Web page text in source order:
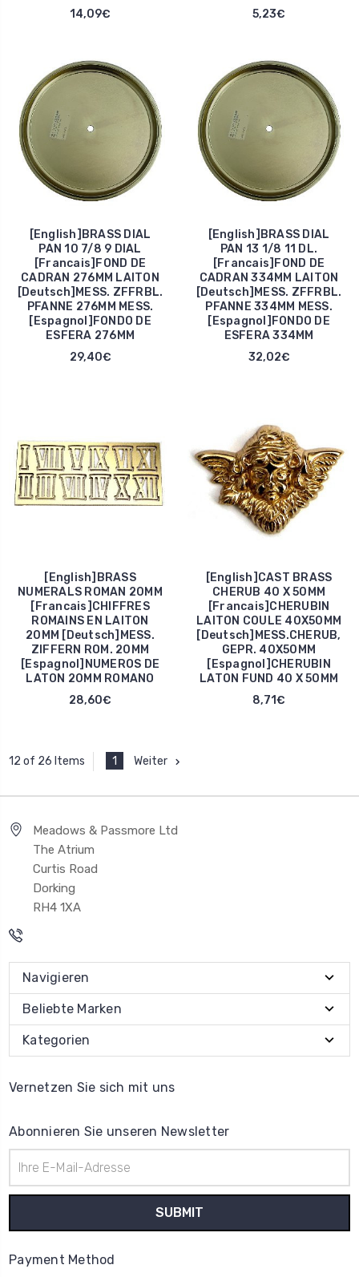
14,09€
5,23€
[English]BRASS DIAL
PAN 10 7/8 9 DIAL
[Francais]FOND DE
CADRAN 276MM LAITON
[Deutsch]MESS. ZFFRBL.
PFANNE 276MM MESS.
[Espagnol]FONDO DE
ESFERA 276MM
29,40€
[English]BRASS DIAL
PAN 13 1/8 11 DL.
[Francais]FOND DE
CADRAN 334MM LAITON
[Deutsch]MESS. ZFFRBL.
PFANNE 334MM MESS.
[Espagnol]FONDO DE
ESFERA 334MM
32,02€
[English]BRASS
NUMERALS ROMAN 20MM
[Francais]CHIFFRES
ROMAINS EN LAITON
20MM [Deutsch]MESS.
ZIFFERN ROM. 20MM
[Espagnol]NUMEROS DE
LATON 20MM ROMANO
28,60€
[English]CAST BRASS
CHERUB 40 X 50MM
[Francais]CHERUBIN
LAITON COULE 40X50MM
[Deutsch]MESS.CHERUB,
GEPR. 40X50MM
[Espagnol]CHERUBIN
LATON FUND 40 X 50MM
8,71€
12 of 26 Items 1 Weiter
Meadows & Passmore Ltd
The Atrium
Curtis Road
Dorking
RH4 1XA
Navigieren
Beliebte Marken
Kategorien
Vernetzen Sie sich mit uns
Abonnieren Sie unseren Newsletter
Mail-
Adresse
Payment Method